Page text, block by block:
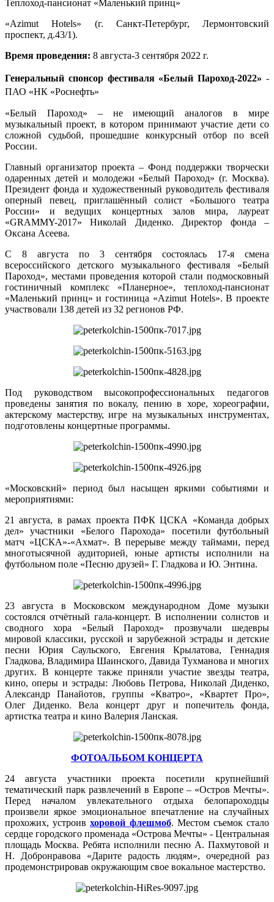
Теплоход-пансионат «Маленький принц»
«Azimut Hotels» (г. Санкт-Петербург, Лермонтовский
проспект, д.43/1).
Время проведения: 8 августа-3 сентября 2022 г.
Генеральный спонсор фестиваля «Белый Пароход-2022» -
ПАО «НК «Роснефть»
«Белый Пароход» – не имеющий аналогов в мире
музыкальный проект, в котором принимают участие дети со
сложной судьбой, прошедшие конкурсный отбор по всей
России.
Главный организатор проекта – Фонд поддержки творчески
одаренных детей и молодежи «Белый Пароход» (г. Москва).
Президент фонда и художественный руководитель фестиваля
оперный певец, приглашённый солист «Большого театра
России» и ведущих концертных залов мира, лауреат
«GRAMMY-2017» Николай Диденко. Директор фонда –
Оксана Асеева.
C 8 августа по 3 сентября состоялась 17-я смена
всероссийского детского музыкального фестиваля «Белый
Пароход», местами проведения которой стали подмосковный
гостиничный комплекс «Планерное», теплоход-пансионат
«Маленький принц» и гостиница «Azimut Hotels». В проекте
участвовали 138 детей из 32 регионов РФ.
Под руководством высокопрофессиональных педагогов
проведены занятия по вокалу, пению в хоре, хореографии,
актерскому мастерству, игре на музыкальных инструментах,
подготовлены концертные программы.
«Московский» период был насыщен яркими событиями и
мероприятиями:
21 августа, в рамах проекта ПФК ЦСКА «Команда добрых
дел» участники «Белого Парохода» посетили футбольный
матч «ЦСКА»-«Ахмат». В перерыве между таймами, перед
многотысячной аудиторией, юные артисты исполнили на
футбольном поле «Песню друзей» Г. Гладкова и Ю. Энтина.
23 августа в Московском международном Доме музыки
состоялся отчётный гала-концерт. В исполнении солистов и
сводного хора «Белый Пароход» прозвучали шедевры
мировой классики, русской и зарубежной эстрады и детские
песни Юрия Саульского, Евгения Крылатова, Геннадия
Гладкова, Владимира Шаинского, Давида Тухманова и многих
других. В концерте также приняли участие звезды театра,
кино, оперы и эстрады: Любовь Петрова, Николай Диденко,
Александр Панайотов, группы «Кватро», «Квартет Про»,
Олег Диденко. Вела концерт друг и попечитель фонда,
артистка театра и кино Валерия Ланская.
ФОТОАЛЬБОМ КОНЦЕРТА
24 августа участники проекта посетили крупнейший
тематический парк развлечений в Европе – «Остров Мечты».
Перед началом увлекательного отдыха белопароходцы
произвели яркое эмоциональное впечатление на случайных
прохожих, устроивхоровой флешмоб. Местом съемок стало
сердце городского променада «Острова Мечты» - Центральная
площадь Москва. Ребята исполнили песню А. Пахмутовой и
Н. Добронравова «Дарите радость людям», очередной раз
продемонстрировав окружающим свое вокальное мастерство.